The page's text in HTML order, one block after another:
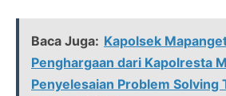
Baca Juga: Kapolsek
Penghargaan dari Kapolresta
Penyelesaian Problem Solving